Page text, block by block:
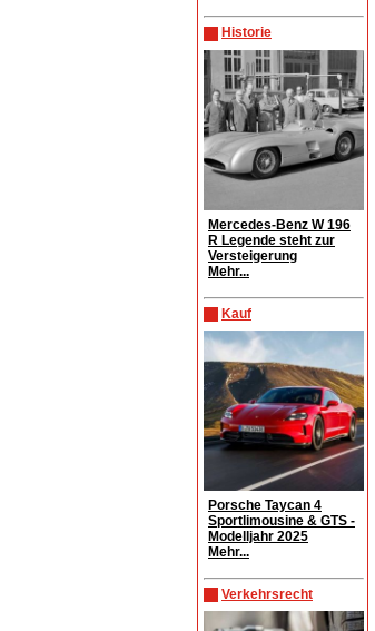
Historie
Mercedes-Benz W 196
R Legende steht zur
Versteigerung
Mehr...
Kauf
Porsche Taycan 4
Sportlimousine & GTS -
Modelljahr 2025
Mehr...
Verkehrsrecht